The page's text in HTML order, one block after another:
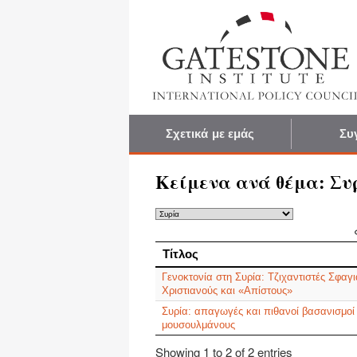
Σχετικά με εμάς
Κείμενα ανά θέμα:
Τίτλος
Γενοκτονία στη Συρία: Τζιχαντιστές
Χριστιανούς και «Απίστους»
Συρία: απαγωγές και πιθανοί
μουσουλμάνους
Showing 1 to 2 of 2 entries
Τίτλος